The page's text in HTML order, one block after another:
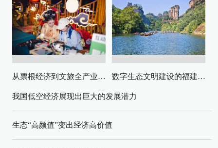
从票根经济到文旅全产业链升级 数字生态文明建设的福建路径与启示
我国低空经济展现出巨大的发展潜力
生态“高颜值”变出经济高价值